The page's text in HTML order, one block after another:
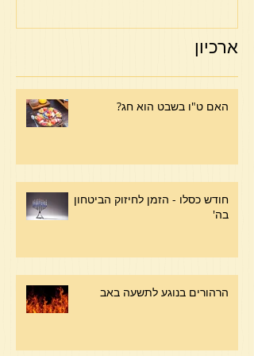
ארכיון
האם ט"ו בשבט הוא חג?
חודש כסלו - הזמן לחיזוק הביטחון
בה'
הרהורים בנוגע לתשעה באב